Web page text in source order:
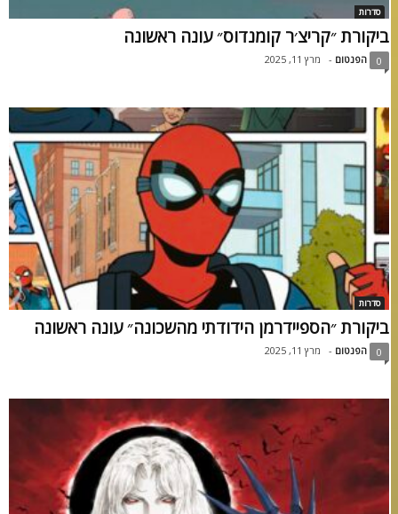
סדרות
ביקורת ״קריצ׳ר קומנדוס״ עונה ראשונה
הפנטום מרץ 11, 2025 0
סדרות
ביקורת ״הספיידרמן הידודתי מהשכונה״ עונה ראשונה
הפנטום מרץ 11, 2025 0